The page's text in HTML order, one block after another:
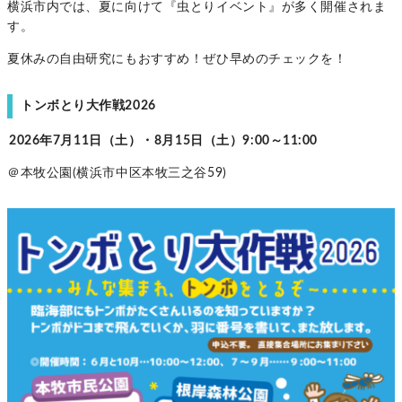
横浜市内では、夏に向けて『虫とりイベント』が多く開催されま
す。
夏休みの自由研究にもおすすめ！ぜひ早めのチェックを！
トンボとり大作戦2026
2026年7月11日（土）・8月15日（土）9:00～11:00
＠本牧公園(横浜市中区本牧三之谷59)